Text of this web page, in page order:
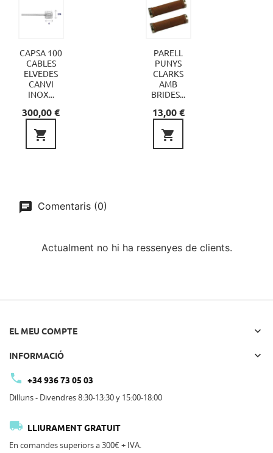
CAPSA 100
CABLES
ELVEDES
CANVI
INOX...
Preu
300,00 €

PARELL
PUNYS
CLARKS
AMB
BRIDES...
Preu
13,00 €

Comentaris (0)
Actualment no hi ha ressenyes de clients.
EL MEU COMPTE 
INFORMACIÓ 
 +34 936 73 05 03
Dilluns - Divendres 8:30-13:30 y 15:00-18:00
 LLIURAMENT GRATUIT
En comandes superiors a 300€ + IVA.